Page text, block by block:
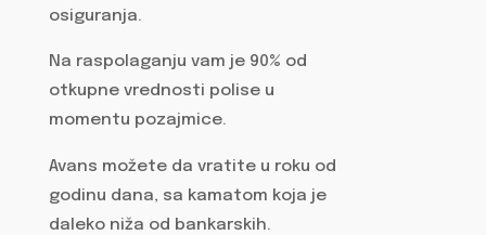
osiguranja.
Na raspolaganju vam je 90% od
otkupne vrednosti polise u
momentu pozajmice.
Avans možete da vratite u roku od
godinu dana, sa kamatom koja je
daleko niža od bankarskih.